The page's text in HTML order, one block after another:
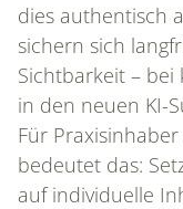
dies authentisch
sichern sich
Sichtbarkeit – bei
in den neuen KI-
Für
bedeutet das:
auf individuelle